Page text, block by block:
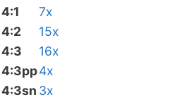
4:1
7x
4:2
15x
4:3
16x
4:3pp4x
4:3sn 3x